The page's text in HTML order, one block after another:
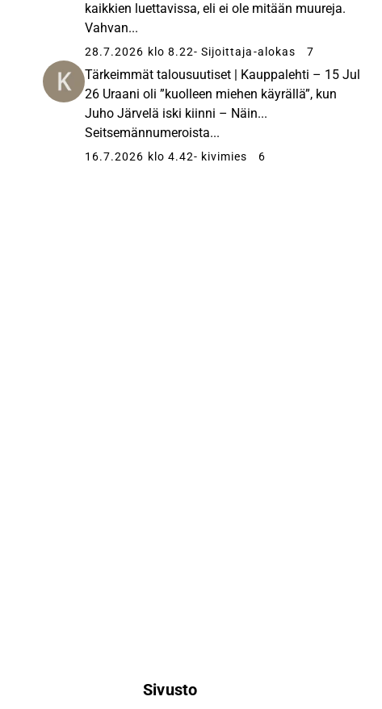
kaikkien luettavissa, eli ei ole mitään muureja.
Vahvan...
28.7.2026 klo 8.22- Sijoittaja-alokas 7
Tärkeimmät talousuutiset | Kauppalehti – 15 Jul
26 Uraani oli ”kuolleen miehen käyrällä”, kun
Juho Järvelä iski kiinni – Näin...
Seitsemännumeroista...
16.7.2026 klo 4.42- kivimies 6
Sivusto